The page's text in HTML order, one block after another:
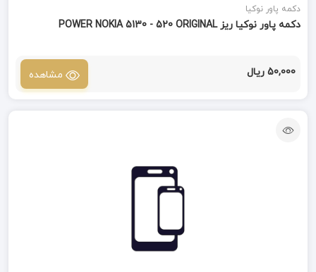
دکمه پاور نوکیا
دکمه پاور نوکیا ریز POWER NOKIA 5130 - 520 ORIGINAL
50,000 ریال مشاهده